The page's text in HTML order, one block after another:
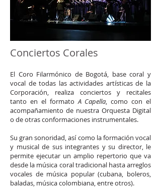
Conciertos Corales
El Coro Filarmónico de Bogotá, base coral y
vocal de todas las actividades artísticas de la
Corporación, realiza conciertos y recitales
tanto en el formatoA Capella, como con el
acompañamiento de nuestra Orquesta Digital
o de otras conformaciones instrumentales.
Su gran sonoridad, así como la formación vocal
y musical de sus integrantes y su director, le
permite ejecutar un amplio repertorio que va
desde la música coral tradicional hasta arreglos
vocales de música popular (cubana, boleros,
baladas, música colombiana, entre otros).